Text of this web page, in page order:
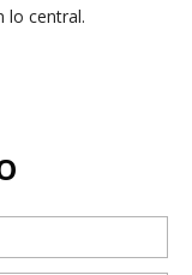
lo central.